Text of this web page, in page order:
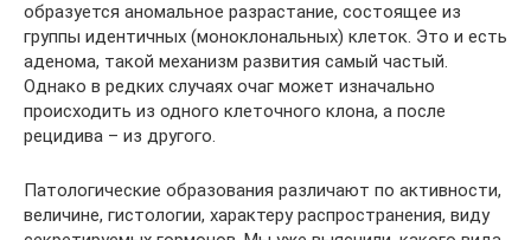
образуется аномальное разрастание, состоящее из
группы идентичных (моноклональных) клеток. Это и есть
аденома, такой механизм развития самый частый.
Однако в редких случаях очаг может изначально
происходить из одного клеточного клона, а после
рецидива – из другого.
Патологические образования различают по активности,
величине, гистологии, характеру распространения, виду